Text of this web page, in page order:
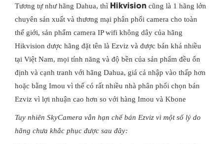
Tương tự như hãng Dahua, thì Hikvision cũng là 1 hãng lớn
chuyên sản xuất và thương mại phân phối camera cho toàn
thế giới, sản phẩm camera IP wifi không dây của hãng
Hikvision dược hãng đặt tên là Ezviz và được bán khá nhiều
tại Việt Nam, mọi tính năng và độ bền của sản phẩm đều ổn
định và cạnh tranh với hãng Dahua, giá cả nhập vào thấp hơn
hoặc bằng Imou vì thế có rất nhiều nhà phân phối chọn bán
Ezviz vì lợi nhuận cao hơn so với hàng Imou và Kbone
Tuy nhiên SkyCamera vẫn hạn chế bán Ezviz vì một số lý do
hãng chưa khắc phục được sau đây: